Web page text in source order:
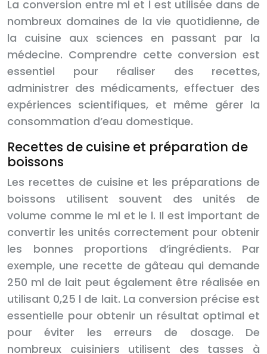
La conversion entre ml et l est utilisée dans de
nombreux domaines de la vie quotidienne, de
la cuisine aux sciences en passant par la
médecine. Comprendre cette conversion est
essentiel pour réaliser des recettes,
administrer des médicaments, effectuer des
expériences scientifiques, et même gérer la
consommation d’eau domestique.
Recettes de cuisine et préparation de
boissons
Les recettes de cuisine et les préparations de
boissons utilisent souvent des unités de
volume comme le ml et le l. Il est important de
convertir les unités correctement pour obtenir
les bonnes proportions d’ingrédients. Par
exemple, une recette de gâteau qui demande
250 ml de lait peut également être réalisée en
utilisant 0,25 l de lait. La conversion précise est
essentielle pour obtenir un résultat optimal et
pour éviter les erreurs de dosage. De
nombreux cuisiniers utilisent des tasses à